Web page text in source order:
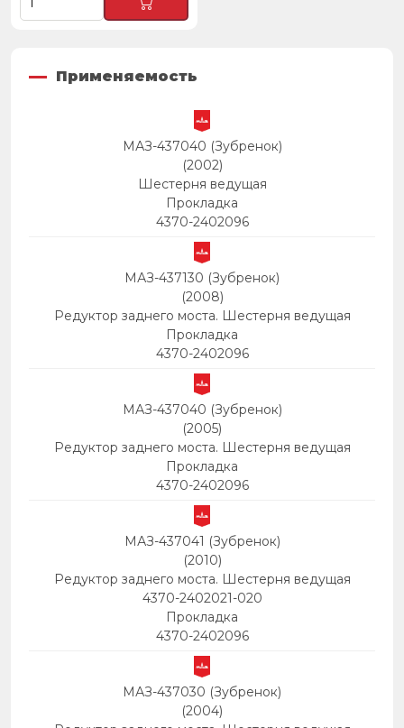
Применяемость
МАЗ-437040 (Зубренок)
(2002)
Шестерня ведущая
Прокладка
4370-2402096
МАЗ-437130 (Зубренок)
(2008)
Редуктор заднего моста. Шестерня ведущая
Прокладка
4370-2402096
МАЗ-437040 (Зубренок)
(2005)
Редуктор заднего моста. Шестерня ведущая
Прокладка
4370-2402096
МАЗ-437041 (Зубренок)
(2010)
Редуктор заднего моста. Шестерня ведущая
4370-2402021-020
Прокладка
4370-2402096
МАЗ-437030 (Зубренок)
(2004)